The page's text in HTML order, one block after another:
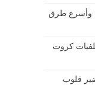
موعد ظهور نتيجة الثانوية العامة 2023 وأسرع طرق
وخلفيات كروت
قلوب